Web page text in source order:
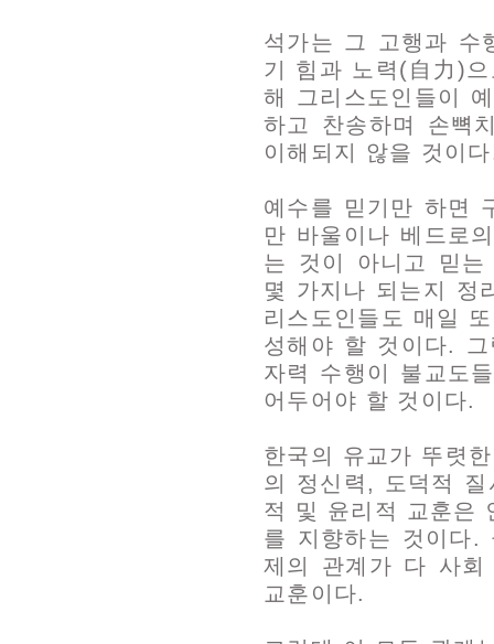
석가는 그 고행과 수
기 힘과 노력(自力)
해 그리스도인들이
하고 찬송하며 손뼉
이해되지 않을 것이
예수를 믿기만 하면
만 바울이나 베드로
는 것이 아니고 믿
몇 가지나 되는지 정
리스도인들도 매일
성해야 할 것이다.
자력 수행이 불교도
어두어야 할 것이다.
한국의 유교가 뚜렷
의 정신력, 도덕적
적 및 윤리적 교훈은
를 지향하는 것이다.
제의 관계가 다 사회
교훈이다.